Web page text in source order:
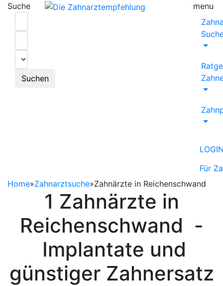
Suche
Suchen
menu
Für
Home»Zahnarztsuche»Zahnärzte in Reichenschwand
1 Zahnärzte in
Reichenschwand -
Implantate und
günstiger Zahnersatz